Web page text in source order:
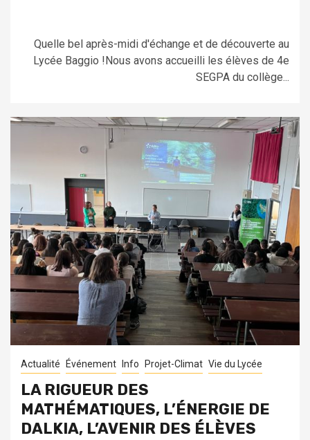
Quelle bel après-midi d'échange et de découverte au
Lycée Baggio !Nous avons accueilli les élèves de 4e
SEGPA du collège...
Actualité Événement Info Projet-Climat Vie du Lycée
LA RIGUEUR DES
MATHÉMATIQUES, L’ÉNERGIE DE
DALKIA, L’AVENIR DES ÉLÈVES